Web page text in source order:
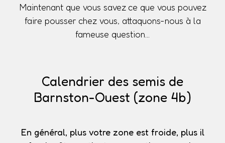
Maintenant que vous savez ce que vous pouvez
faire pousser chez vous, attaquons-nous à la
fameuse question...
Calendrier des semis de
Barnston-Ouest (zone 4b)
En général, plus votre zone est froide, plus il